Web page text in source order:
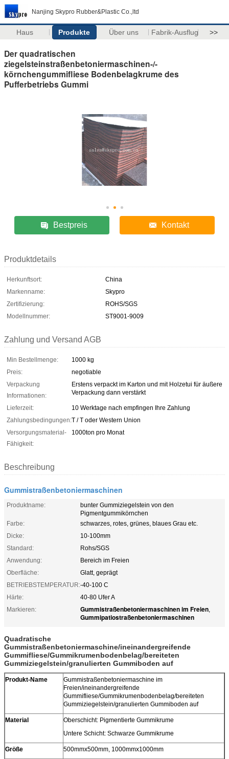
Nanjing Skypro Rubber&Plastic Co.,ltd
Haus Produkte Über uns Fabrik-Ausflug >>
Der quadratischen
ziegelsteinstraßenbetoniermaschinen-/-
körnchengummifliese Bodenbelagkrume des
Pufferbetriebs Gummi
Bestpreis Kontakt
Produktdetails
Herkunftsort:
China
Markenname:
Skypro
Zertifizierung:
ROHS/SGS
Modellnummer:
ST9001-9009
Zahlung und Versand AGB
Min Bestellmenge:
1000 kg
Preis:
negotiable
Verpackung
Informationen:
Erstens verpackt im Karton und mit Holzetui für äußere
Verpackung dann verstärkt
Lieferzeit:
10 Werktage nach empfingen Ihre Zahlung
Zahlungsbedingungen:T / T oder Western Union
Versorgungsmaterial-
Fähigkeit:
1000ton pro Monat
Beschreibung
Gummistraßenbetoniermaschinen
Produktname:
bunter Gummiziegelstein von den
Pigmentgummikörnchen
Farbe:
schwarzes, rotes, grünes, blaues Grau etc.
Dicke:
10-100mm
Standard:
Rohs/SGS
Anwendung:
Bereich im Freien
Oberfläche:
Glatt, geprägt
BETRIEBSTEMPERATUR:-40-100 C
Härte:
40-80 Ufer A
Markieren:
Gummistraßenbetoniermaschinen im Freien,
Gummipatiostraßenbetoniermaschinen
Quadratische
Gummistraßenbetoniermaschine/ineinandergreifende
Gummifliese/Gummikrumenbodenbelag/bereiteten
Gummiziegelstein/granulierten Gummiboden auf
Produkt-Name
Gummistraßenbetoniermaschine im
Freien/ineinandergreifende
Gummifliese/Gummikrumenbodenbelag/bereiteten
Gummiziegelstein/granulierten Gummiboden auf
Material
Oberschicht: Pigmentierte Gummikrume
Untere Schicht: Schwarze Gummikrume
Größe 500mmx500mm, 1000mmx1000mm